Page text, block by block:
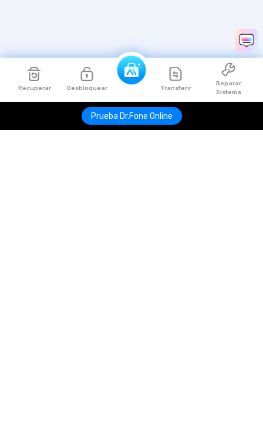
Recuperar Desbloquear Transferir
Reparar
Sistema
Prueba Dr.Fone Online